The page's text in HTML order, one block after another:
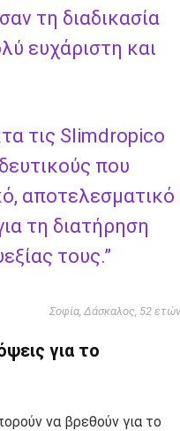
τη διαδικασία
ευχάριστη και
τις Slimdropico
που
αποτελεσματικό
τη διατήρηση
τους.”
Σοφία, Δάσκαλος, 52 ετών
για το
να βρεθούν για το